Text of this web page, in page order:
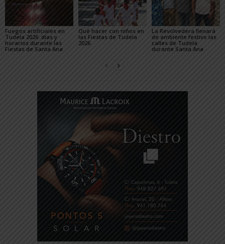
Fuegos artificiales en
Tudela 2026: días y
horarios durante las
Fiestas de Santa Ana
Qué hacer con niños en
las Fiestas de Tudela
2026
La Revolvedera llenará
de ambiente festivo las
calles de Tudela
durante Santa Ana